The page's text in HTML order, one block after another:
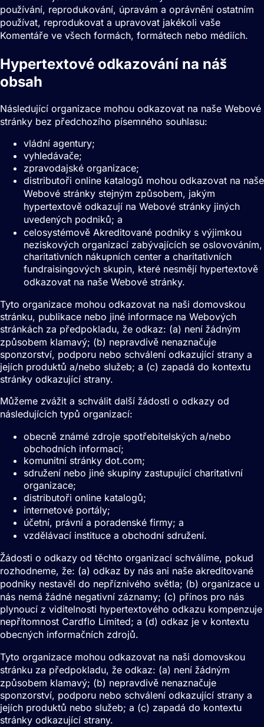
používání, reprodukování, úpravám a oprávnění ostatním
používat, reprodukovat a upravovat jakékoli vaše
Komentáře ve všech formách, formátech nebo médiích.
Hypertextové odkazování na náš
obsah
Následující organizace mohou odkazovat na naše Webové
stránky bez předchozího písemného souhlasu:
vládní agentury;
vyhledávače;
zpravodajské organizace;
distributoři online katalogů mohou odkazovat na naše
Webové stránky stejným způsobem, jakým
hypertextově odkazují na Webové stránky jiných
uvedených podniků; a
celosystémově Akreditované podniky s výjimkou
neziskových organizací zabývajících se oslovováním,
charitativních nákupních center a charitativních
fundraisingových skupin, které nesmějí hypertextově
odkazovat na naše Webové stránky.
Tyto organizace mohou odkazovat na naši domovskou
stránku, publikace nebo jiné informace na Webových
stránkách za předpokladu, že odkaz: (a) není žádným
způsobem klamavý; (b) nepravdivě nenaznačuje
sponzorství, podporu nebo schválení odkazující strany a
jejích produktů a/nebo služeb; a (c) zapadá do kontextu
stránky odkazující strany.
Můžeme zvážit a schválit další žádosti o odkazy od
následujících typů organizací:
obecně známé zdroje spotřebitelských a/nebo
obchodních informací;
komunitní stránky dot.com;
sdružení nebo jiné skupiny zastupující charitativní
organizace;
distributoři online katalogů;
internetové portály;
účetní, právní a poradenské firmy; a
vzdělávací instituce a obchodní sdružení.
Žádosti o odkazy od těchto organizací schválíme, pokud
rozhodneme, že: (a) odkaz by nás ani naše akreditované
podniky nestavěl do nepříznivého světla; (b) organizace u
nás nemá žádné negativní záznamy; (c) přínos pro nás
plynoucí z viditelnosti hypertextového odkazu kompenzuje
nepřítomnost Cardflo Limited; a (d) odkaz je v kontextu
obecných informačních zdrojů.
Tyto organizace mohou odkazovat na naši domovskou
stránku za předpokladu, že odkaz: (a) není žádným
způsobem klamavý; (b) nepravdivě nenaznačuje
sponzorství, podporu nebo schválení odkazující strany a
jejích produktů nebo služeb; a (c) zapadá do kontextu
stránky odkazující strany.